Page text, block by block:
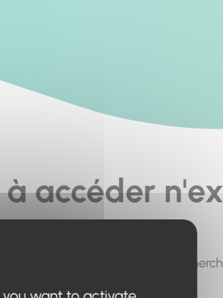
accéder
menu pour trouver le contenu